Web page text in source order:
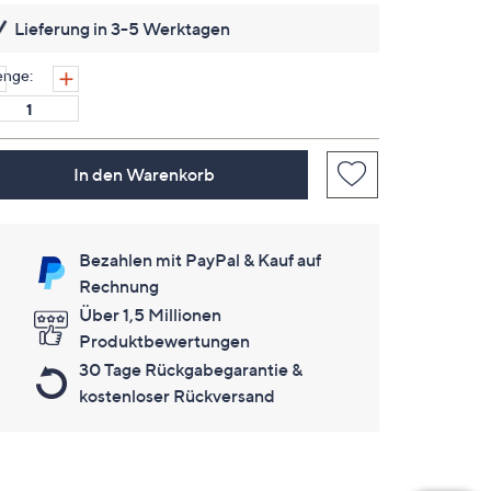
keine
auf
derselben
Seite.
Lieferung in 3-5 Werktagen
In den Warenkorb
Bezahlen mit PayPal & Kauf auf
Rechnung
Über 1,5 Millionen
Produktbewertungen
30 Tage Rückgabegarantie &
kostenloser Rückversand